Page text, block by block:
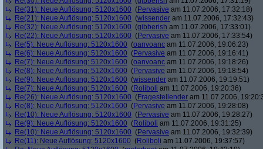
Re(31): Neue Auflösung: 5120x1600 (Pervasive am 11.07.2006, 17:32:18)
Re(21): Neue Auflösung: 5120x1600 (wissender am 11.07.2006, 17:32:43)
Re(32): Neue Auflösung: 5120x1600 (gibberish am 11.07.2006, 17:33:01)
Re(22): Neue Auflösung: 5120x1600 (Pervasive am 11.07.2006, 17:33:54)
Re(5): Neue Auflösung: 5120x1600 (oanvoanc am 11.07.2006, 19:06:23)
Re(6): Neue Auflösung: 5120x1600 (Pervasive am 11.07.2006, 19:16:41)
Re(7): Neue Auflösung: 5120x1600 (oanvoanc am 11.07.2006, 19:18:26)
Re(8): Neue Auflösung: 5120x1600 (Pervasive am 11.07.2006, 19:18:54)
Re(9): Neue Auflösung: 5120x1600 (wissender am 11.07.2006, 19:19:51)
Re(7): Neue Auflösung: 5120x1600 (Roliboli am 11.07.2006, 19:20:36)
Re(26): Neue Auflösung: 5120x1600 (Fragestellender am 11.07.2006,
Re(8): Neue Auflösung: 5120x1600 (Pervasive am 11.07.2006, 19:28:08)
Re(10): Neue Auflösung: 5120x1600 (Pervasive am 11.07.2006, 19:28:27)
Re(9): Neue Auflösung: 5120x1600 (Roliboli am 11.07.2006, 19:31:25)
Re(10): Neue Auflösung: 5120x1600 (Pervasive am 11.07.2006, 19:32:39)
Re(11): Neue Auflösung: 5120x1600 (Roliboli am 11.07.2006, 19:37:57)